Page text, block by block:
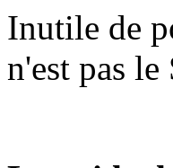
Inutile de
n'est pas le